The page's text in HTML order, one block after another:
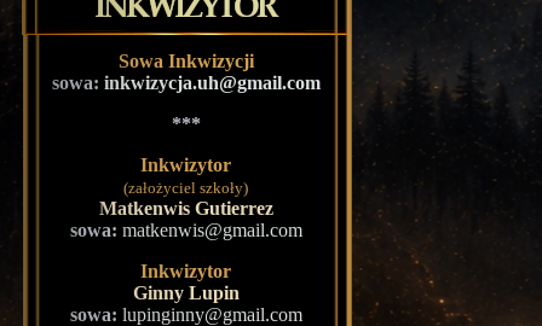
Sowa Inkwizycji
sowa: inkwizycja.uh@gmail.com
***
Inkwizytor
(założyciel szkoły)
Matkenwis Gutierrez
sowa: matkenwis@gmail.com
Inkwizytor
Ginny Lupin
sowa: lupinginny@gmail.com